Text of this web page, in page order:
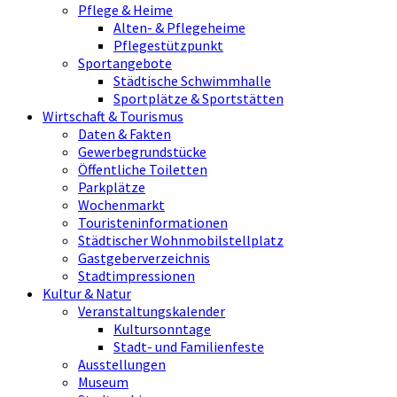
Pflege & Heime
Alten- & Pflegeheime
Pflegestützpunkt
Sportangebote
Städtische Schwimmhalle
Sportplätze & Sportstätten
Wirtschaft & Tourismus
Daten & Fakten
Gewerbegrundstücke
Öffentliche Toiletten
Parkplätze
Wochenmarkt
Touristeninformationen
Städtischer Wohnmobilstellplatz
Gastgeberverzeichnis
Stadtimpressionen
Kultur & Natur
Veranstaltungskalender
Kultursonntage
Stadt- und Familienfeste
Ausstellungen
Museum